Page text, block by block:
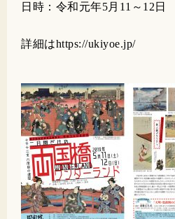
日時：令和元年5月11～12日
詳細はhttps://ukiyoe.jp/